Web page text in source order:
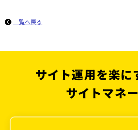
一覧へ戻る
サイト運用を楽に
サイトマネ